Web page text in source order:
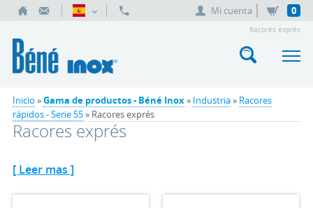
Mi cuenta 0
Racores exprés
Inicio »Gama de productos - Béné Inox» Industria» Racores
rápidos - Serie 55» Racores exprés
Racores exprés
[ Leer mas ]